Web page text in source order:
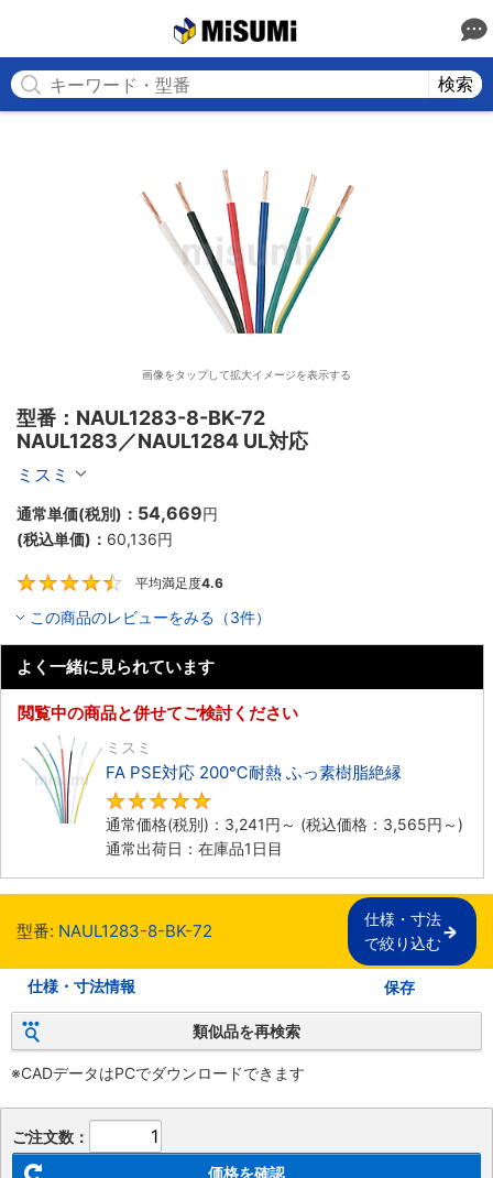
検索
画像をタップして拡大イメージを表示する
型番：NAUL1283-8-BK-72
NAUL1283／NAUL1284 UL対応
ミスミ
通常単価(税別)： 54,669円
(税込単価)： 60,136円
平均満足度4.6
この商品のレビューをみる（3件）
よく一緒に見られています
閲覧中の商品と併せてご検討ください
ミスミ
FA PSE対応 200℃耐熱 ふっ素樹脂絶縁
通常価格(税別)： 3,241円 ～ (税込価格： 3,565円 ～)
通常出荷日：在庫品1日目
型番: NAUL1283-8-BK-72
仕様・寸法
で絞り込む
仕様・寸法情報 保存
類似品を再検索
※CADデータはPCでダウンロードできます
ご注文数：
価格を確認